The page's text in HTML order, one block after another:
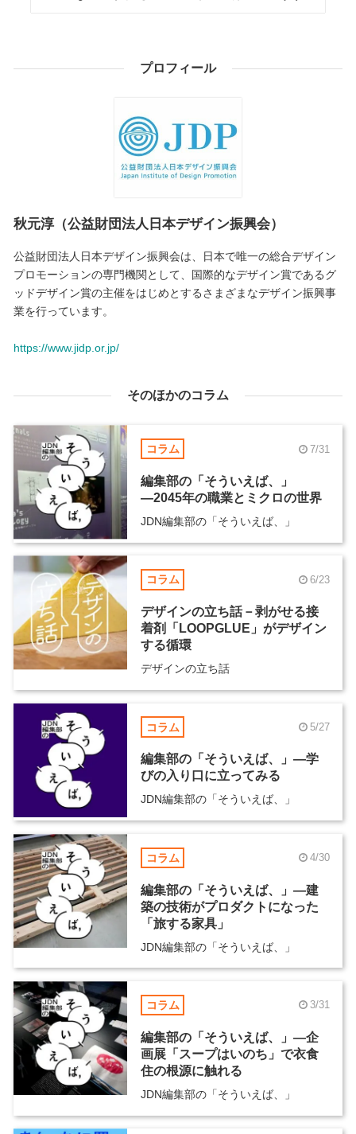
プロフィール
秋元淳（公益財団法人日本デザイン振興会）
公益財団法人日本デザイン振興会は、日本で唯一の総合デザイン
プロモーションの専門機関として、国際的なデザイン賞であるグ
ッドデザイン賞の主催をはじめとするさまざまなデザイン振興事
業を行っています。
https://www.jidp.or.jp/
そのほかのコラム
コラム 7/31
編集部の「そういえば、」
―2045年の職業とミクロの世界
JDN編集部の「そういえば、」
コラム 6/23
デザインの立ち話－剥がせる接
着剤「LOOPGLUE」がデザイン
する循環
デザインの立ち話
コラム 5/27
編集部の「そういえば、」―学
びの入り口に立ってみる
JDN編集部の「そういえば、」
コラム 4/30
編集部の「そういえば、」―建
築の技術がプロダクトになった
「旅する家具」
JDN編集部の「そういえば、」
コラム 3/31
編集部の「そういえば、」―企
画展「スープはいのち」で衣食
住の根源に触れる
JDN編集部の「そういえば、」